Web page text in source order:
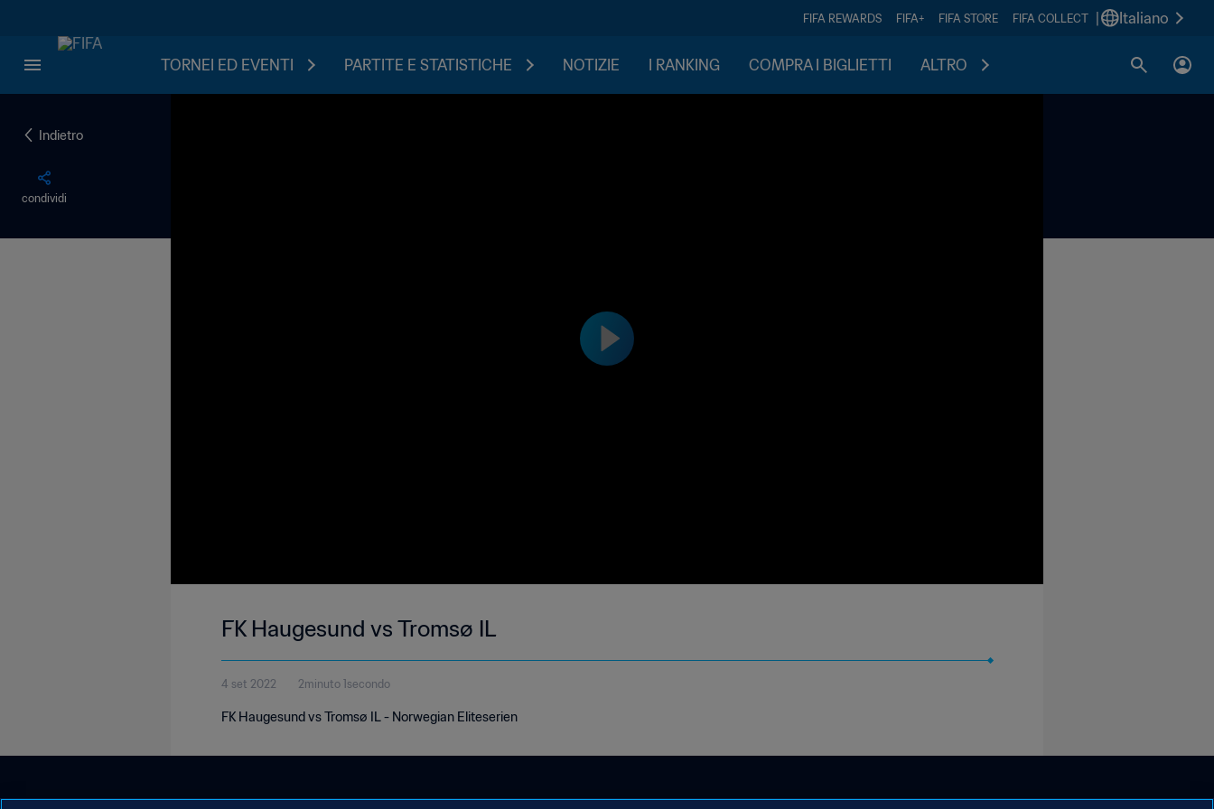
FIFA REWARDS FIFA+ FIFA STORE FIFA COLLECT Italiano
TORNEI ED EVENTI PARTITE E STATISTICHE NOTIZIE I RANKING COMPRA I BIGLIETTI ALTRO
Indietro
condividi
FK Haugesund vs Tromsø IL
4 set 2022 2minuto 1secondo
FK Haugesund vs Tromsø IL - Norwegian Eliteserien